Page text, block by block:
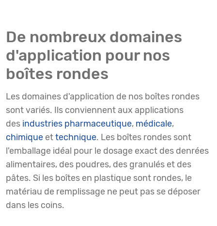
De nombreux domaines
d'application pour nos
boîtes rondes
Les domaines d'application de nos boîtes rondes
sont variés. Ils conviennent aux applications
des industries pharmaceutique, médicale,
chimique ettechnique. Les boîtes rondes sont
l'emballage idéal pour le dosage exact des denrées
alimentaires, des poudres, des granulés et des
pâtes. Si les boîtes en plastique sont rondes, le
matériau de remplissage ne peut pas se déposer
dans les coins.